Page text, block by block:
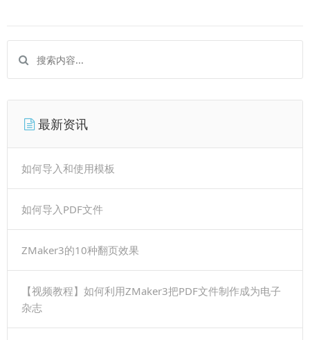
最新资讯
如何导入和使用模板
如何导入PDF文件
ZMaker3的10种翻页效果
【视频教程】如何利用ZMaker3把PDF文件制作成为电子
杂志